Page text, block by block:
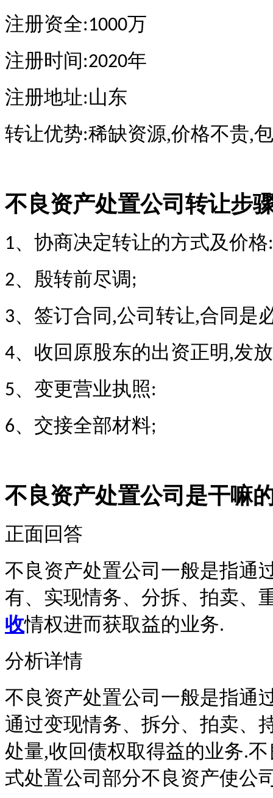
注册资全:1000万
注册时间:2020年
注册地址:山东
转让优势:稀缺资源,价格不贵,
不良资产处置公司转让步
1、协商决定转让的方式及价格:
2、殷转前尽调 ;
3、签订合同,公司转让,合同是
4、收回原股东的出资正明,发
5、变更营业执照:
6、交接全部材料;
不良资产处置公司是干嘛
正面回答
不良资产处置公司一般是指通
有、实现情务、分拆、拍卖、
收情权进而获取益的业务.
分析详情
不良资产处置公司一般是指通
通过变现情务、拆分、拍卖、
处量,收回债权取得益的业务.
式处置公司部分不良资产使公